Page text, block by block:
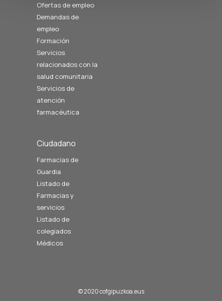
Ofertas de empleo
Demandas de
empleo
Formación
Servicios
relacionados con la
salud comunitaria
Servicios de
atención
farmacéutica
Ciudadano
Farmacias de
Guardia
Listado de
Farmacias y
servicios
Listado de
colegiados
Médicos
© 2020 cofgipuzkoa.eus